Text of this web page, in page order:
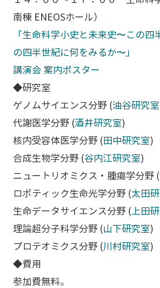
南棟 ENEOSホール）
「生命科学小史と未来史〜この
の四半世紀に何をみるか〜」
講演会 案内ポスター
◆研究室
ゲノムサイエンス分野 (油谷研究室
代謝医学分野 (酒井研究室)
核内受容体医学分野 (田中研究室)
合成生物学分野 (谷内江研究室)
ニュートリオミクス・腫瘍学分野 (
ロボティック生命光学分野 (太田
生命データサイエンス分野 (上田
理論超分子科学分野 (山下研究室)
プロテオミクス分野 (川村研究室)
◆費用
参加費無料。